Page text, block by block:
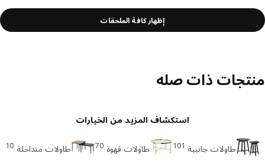
إظهار كافة الملحقات
ذات صله
استكشاف المزيد من الخيارات
طاولات جانبية 101 طاولات قهوة 70 طاولات متداخلة 10